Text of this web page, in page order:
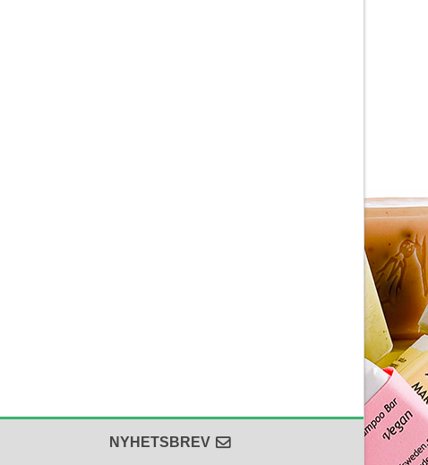
NYHETSBREV